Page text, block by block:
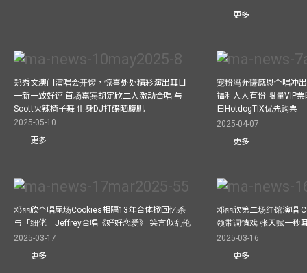
更多
郑秀文澳门演唱会开锣，惊喜处处精彩演出耳目
一新一致好评 首场嘉宾胡定欣二人激动合唱 与
Scott火辣椅子舞 化身DJ打碟晒腹肌
2025-05-10
更多
宠粉冯允谦感恩个唱冲
福利人人有份 限量VIP
日HotdogTIX优先购票
2025-04-07
更多
邓丽欣个唱尾场Cookies相隔13年合体掀回忆杀
与「细佬」Jeffrey合唱《好好恋爱》 笑言似乱伦
2025-03-17
更多
邓丽欣第二场红馆演唱
领带调情戏 张天赋一秒
2025-03-16
更多